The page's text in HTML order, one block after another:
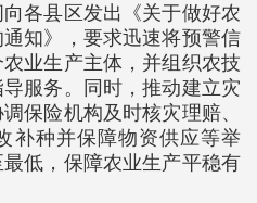
各县区发出《关于做好农
知》，要求迅速将预警信
业生产主体，并组织农技
服务。同时，推动建立灾
保险机构及时核灾理赔、
补种并保障物资供应等举
低，保障农业生产平稳有